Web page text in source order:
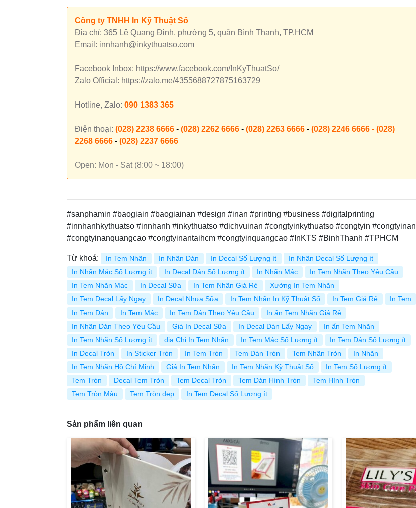
Công ty TNHH In Kỹ Thuật Số
Địa chỉ: 365 Lê Quang Định, phường 5, quận Bình Thạnh, TP.HCM
Email: innhanh@inkythuatso.com
Facebook Inbox: https://www.facebook.com/InKyThuatSo/
Zalo Official: https://zalo.me/4355688727875163729
Hotline, Zalo: 090 1383 365
Điện thoại: (028) 2238 6666 - (028) 2262 6666 - (028) 2263 6666 - (028) 2246 6666 - (028)
2268 6666 - (028) 2237 6666
Open: Mon - Sat (8:00 ~ 18:00)
#sanphamin #baogiain #baogiainan #design #inan #printing #business #digitalprinting
#innhanhkythuatso #innhanh #inkythuatso #dichvuinan #congtyinkythuatso #congtyin #congtyinan
#congtyinanquangcao #congtyinantaihcm #congtyinquangcao #InKTS #BinhThanh #TPHCM
Từ khoá: In Tem Nhãn In Nhãn Dán In Decal Số Lượng ít
In Nhãn Decal Số Lượng ít
In Nhãn Mác Số Lượng ít
In Decal Dán Số Lượng ít In Nhãn Mác
In Tem Nhãn Theo Yêu Cầu
In Tem Nhãn Mác
In Decal Sữa In Tem Nhãn Giá Rẻ
Xưởng In Tem Nhãn
In Tem Decal Lấy Ngay
In Decal Nhựa Sữa In Tem Nhãn In Kỹ Thuật Số In Tem Giá Rẻ
In Tem
In Tem Dán
In Tem Mác In Tem Dán Theo Yêu Cầu
In ấn Tem Nhãn Giá Rẻ
In Nhãn Dán Theo Yêu Cầu
Giá In Decal Sữa In Decal Dán Lấy Ngay
In ấn Tem Nhãn
In Tem Nhãn Số Lượng ít
địa Chỉ In Tem Nhãn In Tem Mác Số Lượng ít
In Tem Dán Số Lượng ít
In Decal Tròn
In Sticker Tròn In Tem Tròn Tem Dán Tròn Tem Nhãn Tròn
In Nhãn
In Tem Nhãn Hồ Chí Minh
Giá In Tem Nhãn In Tem Nhãn Kỹ Thuật Số
In Tem Số Lượng ít
Tem Tròn
Decal Tem Tròn Tem Decal Tròn Tem Dán Hình Tròn
Tem Hình Tròn
Tem Tròn Màu
Tem Tròn đẹp In Tem Decal Số Lượng ít
Sản phẩm liên quan